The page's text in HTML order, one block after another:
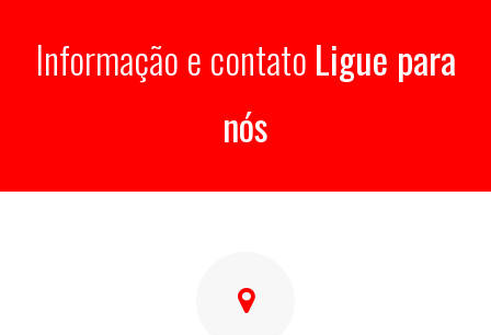
Informação e contatoLigue para
nós